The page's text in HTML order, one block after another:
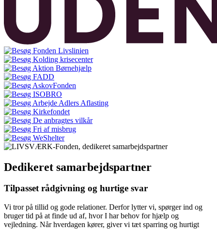
Dedikeret samarbejdspartner
Tilpasset rådgivning og hurtige svar
Vi tror på tillid og gode relationer. Derfor lytter vi, spørger ind og
bruger tid på at finde ud af, hvor I har behov for hjælp og
vejledning. Når hverdagen kører, giver vi tæt sparring og hurtigt